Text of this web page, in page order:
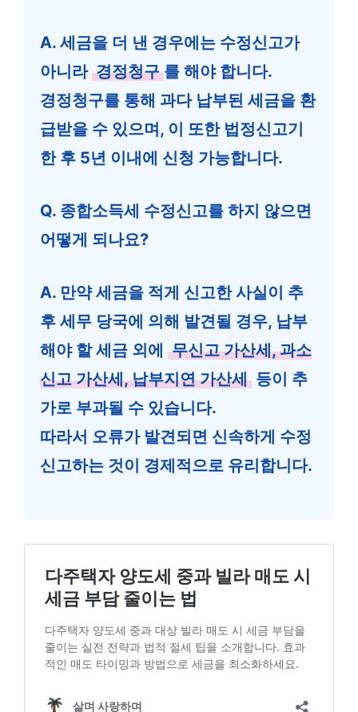
A. 세금을 더 낸 경우에는 수정신고가
아니라 경정청구 를 해야 합니다.
경정청구를 통해 과다 납부된 세금을 환
급받을 수 있으며, 이 또한 법정신고기
한 후 5년 이내에 신청 가능합니다.
Q. 종합소득세 수정신고를 하지 않으면
어떻게 되나요?
A. 만약 세금을 적게 신고한 사실이 추
후 세무 당국에 의해 발견될 경우, 납부
해야 할 세금 외에 무신고 가산세, 과소
신고 가산세, 납부지연 가산세 등이 추
가로 부과될 수 있습니다.
따라서 오류가 발견되면 신속하게 수정
신고하는 것이 경제적으로 유리합니다.